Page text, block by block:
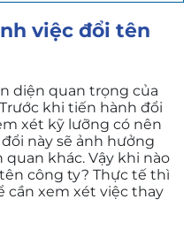
việc đổi tên
diện quan trọng của
khi tiến hành đổi
xét kỹ lưỡng có nên
này sẽ ảnh hưởng
khác. Vậy khi nào
công ty? Thực tế thì
xem xét việc thay